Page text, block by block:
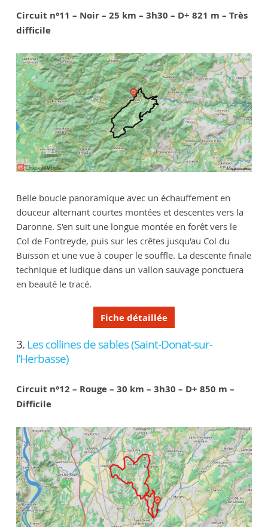
Circuit n°11 – Noir – 25 km – 3h30 – D+ 821 m – Très
difficile
Belle boucle panoramique avec un échauffement en
douceur alternant courtes montées et descentes vers la
Daronne. S'en suit une longue montée en forêt vers le
Col de Fontreyde, puis sur les crêtes jusqu'au Col du
Buisson et une vue à couper le souffle. La descente finale
technique et ludique dans un vallon sauvage ponctuera
en beauté le tracé.
Fiche détaillée
3.Les collines de sables (Saint-Donat-sur-
l’Herbasse)
Circuit n°12 – Rouge – 30 km – 3h30 – D+ 850 m –
Difficile